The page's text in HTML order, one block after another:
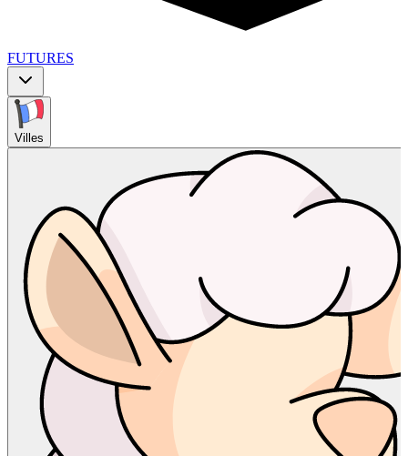
FUTURES
Villes